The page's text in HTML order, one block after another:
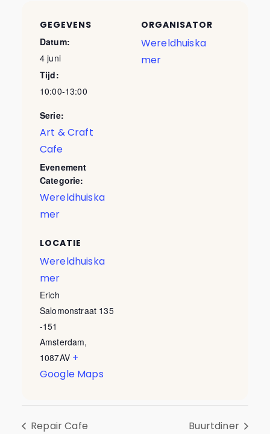
GEGEVENS
Datum:
4 juni
Tijd:
10:00-13:00
Serie:
Art & Craft
Cafe
Evenement
Categorie:
Wereldhuiska
mer
LOCATIE
Wereldhuiska
mer
Erich
Salomonstraat 135
-151
Amsterdam,
1087AV +
Google Maps
ORGANISATOR
Wereldhuiska
mer
Repair Cafe Buurtdiner